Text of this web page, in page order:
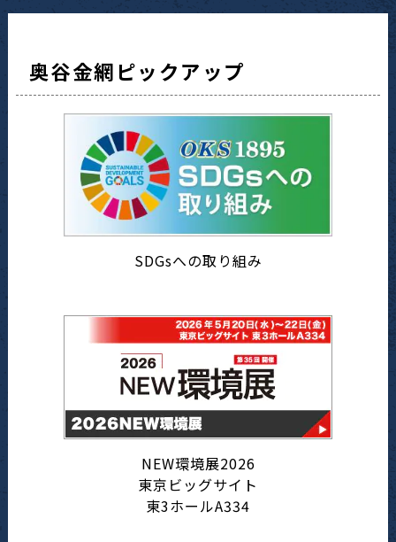
奥谷金網ピックアップ
SDGsへの取り組み
NEW環境展2026
東京ビッグサイト
東3ホールA334